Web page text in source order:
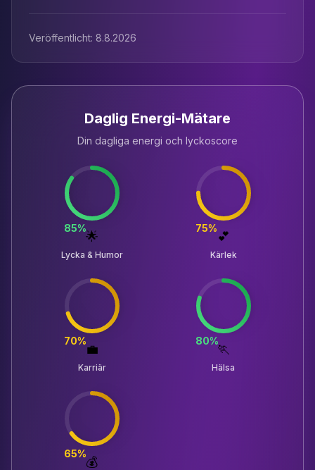
Veröffentlicht: 8.8.2026
Daglig Energi-Mätare
Din dagliga energi och lyckoscore
85%
🌟
Lycka & Humor
75%
💕
Kärlek
70%
💼
Karriär
80%
🏃
Hälsa
65%
💰